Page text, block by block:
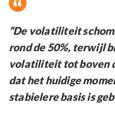
“De volatiliteit
rond de 50%, terwijl
volatiliteit tot boven
dat het huidige
stabielere basis is